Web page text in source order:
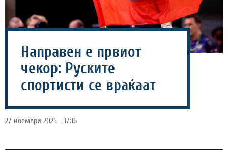
Направен е првиот
чекор: Руските
спортисти се враќаат
27 ноември 2025 - 17:16